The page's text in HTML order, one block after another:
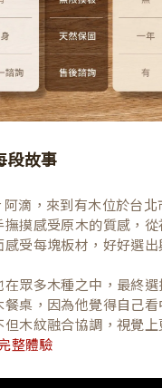
段故事
滴，來到有木位於台
撫摸感受原木的質感，
感受每塊板材，好好選
在眾多木種之中，最終
桌，因為他覺得自己
木紋融合協調，視覺
整體驗